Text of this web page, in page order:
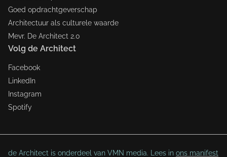
Goed opdrachtgeverschap
Architectuur als culturele waarde
Mevr. De Architect 2.0
Volg de Architect
Facebook
LinkedIn
Instagram
Spotify
de Architect is onderdeel van VMN media. Lees in ons manifest